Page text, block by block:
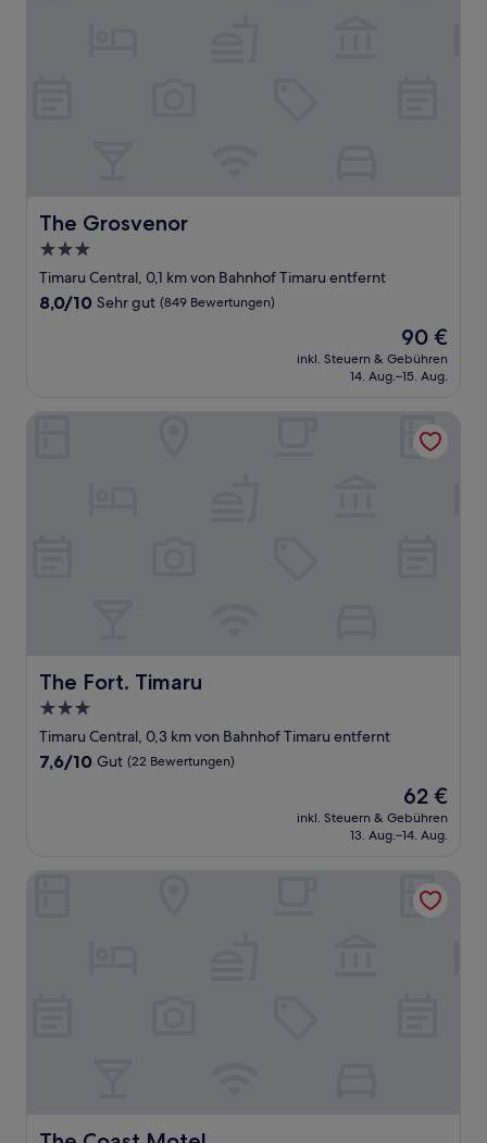
The Grosvenor
The Grosvenor
3.0-
Sterne-
Unterkunft
Timaru Central, 0,1 km von Bahnhof Timaru entfernt
8.0
Bewertungen)
8,0/10 Sehr gut (849 Bewertungen)
Der
Preis
beträgt
90 €
inkl. Steuern & Gebühren
14. Aug.–15. Aug.
The Fort. Timaru
The Fort. Timaru
3.0-
Sterne-
Unterkunft
Timaru Central, 0,3 km von Bahnhof Timaru entfernt
7.6
7,6/10 Gut (22 Bewertungen)
Der
Preis
beträgt
62 €
inkl. Steuern & Gebühren
13. Aug.–14. Aug.
The Coast Motel